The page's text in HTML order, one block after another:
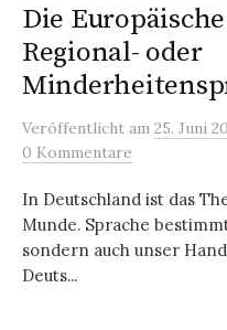
Die
Regional- oder
Veröffentlicht am 25. Juni
0 Kommentare
In Deutschland ist das
Munde. Sprache
sondern auch unser
Deuts...